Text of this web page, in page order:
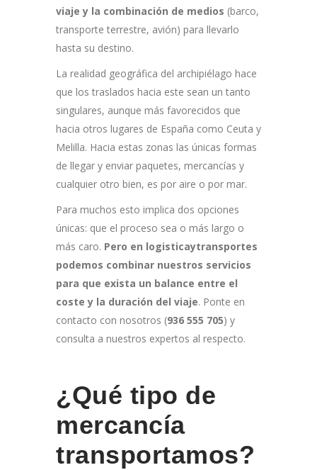
viaje y la combinación de medios (barco,
transporte terrestre, avión) para llevarlo
hasta su destino.
La realidad geográfica del archipiélago hace
que los traslados hacia este sean un tanto
singulares, aunque más favorecidos que
hacia otros lugares de España como Ceuta y
Melilla. Hacia estas zonas las únicas formas
de llegar y enviar paquetes, mercancías y
cualquier otro bien, es por aire o por mar.
Para muchos esto implica dos opciones
únicas: que el proceso sea o más largo o
más caro. Pero en logisticaytransportes
podemos combinar nuestros servicios
para que exista un balance entre el
coste y la duración del viaje. Ponte en
contacto con nosotros (936 555 705) y
consulta a nuestros expertos al respecto.
¿Qué tipo de
mercancía
transportamos?